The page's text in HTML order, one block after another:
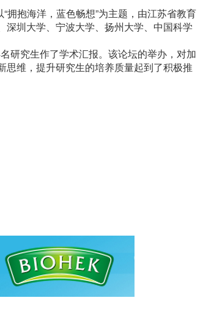
抱海洋，蓝色畅想”为主题，由江苏省教育
圳大学、宁波大学、扬州大学、中国科学
究生作了学术汇报。该论坛的举办，对加
维，提升研究生的培养质量起到了积极推